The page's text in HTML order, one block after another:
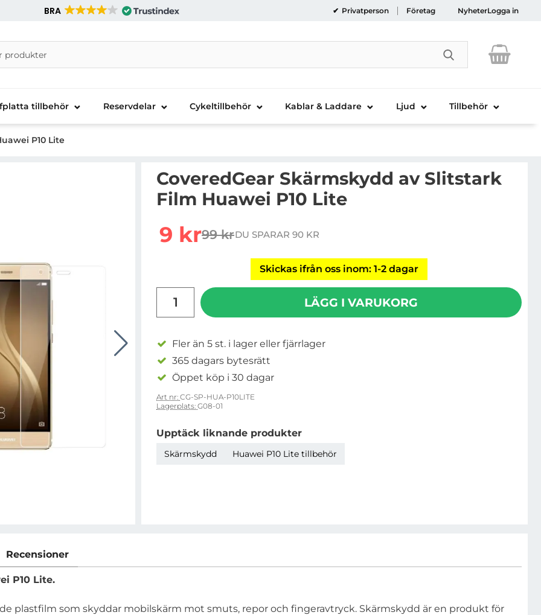
BRA Privatperson Företag NyheterLogga in
Telecom AB
Genomför
tillbehör Reservdelar Cykeltillbehör Kablar & Laddare Ljud Tillbehör
P10 Lite
CoveredGear Skärmskydd av Slitstark
Film Huawei P10 Lite
rea pris
9 krtidigare pris
99 krDU SPARAR 90 KR
Skickas ifrån oss inom: 1-2 dagar
LÄGG I VARUKORG
Fler än 5 st. i lager eller fjärrlager
365 dagars bytesrätt
Öppet köp i 30 dagar
Art nr: CG-SP-HUA-P10LITE
Lagerplats: G08-01
Upptäck liknande produkter
Skärmskydd Huawei P10 Lite tillbehör
Recensioner
P10 Lite.
plastfilm som skyddar mobilskärm mot smuts, repor och fingeravtryck. Skärmskydd är en produkt för